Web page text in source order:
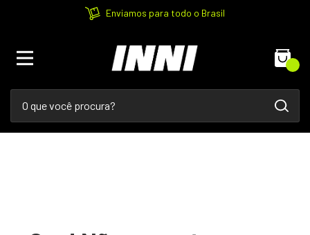
Enviamos para todo o Brasil